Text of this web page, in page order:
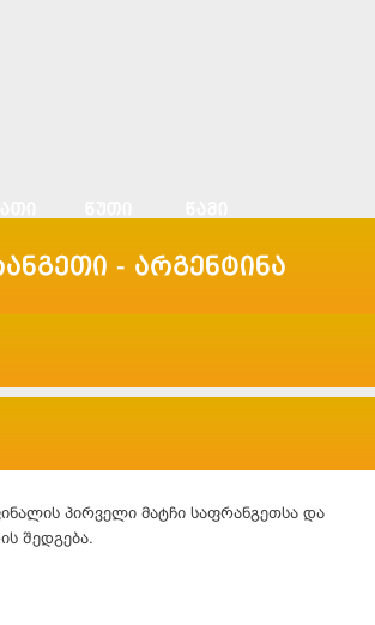
- არგენტინა
პირველი მატჩი საფრანგეთსა და
შედგება.